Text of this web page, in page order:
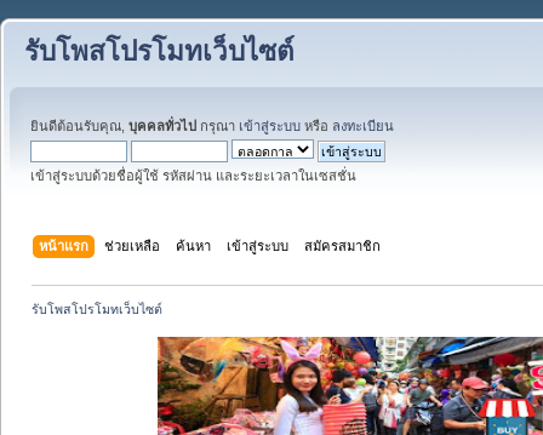
รับโพสโปรโมทเว็บไซต์
ยินดีต้อนรับคุณ, บุคคลทั่วไป กรุณา เข้าสู่ระบบ หรือ ลงทะเบียน
เข้าสู่ระบบด้วยชื่อผู้ใช้ รหัสผ่าน และระยะเวลาในเซสชั่น
หน้าแรก ช่วยเหลือ ค้นหา เข้าสู่ระบบ สมัครสมาชิก
รับโพสโปรโมทเว็บไซต์